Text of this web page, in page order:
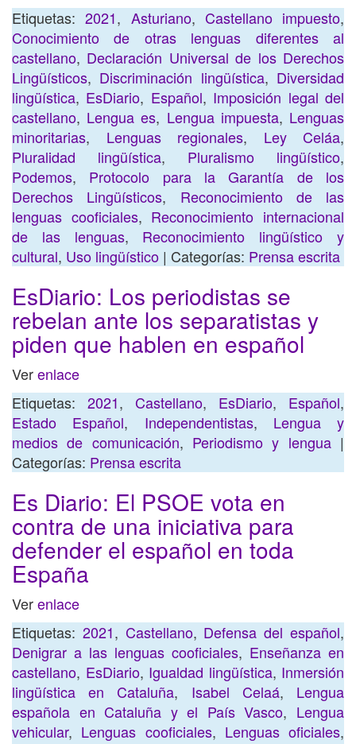
Etiquetas:2021, Asturiano, Castellano impuesto,
Conocimiento de otras lenguas diferentes al
castellano, Declaración Universal de los Derechos
Lingüísticos, Discriminación lingüística, Diversidad
lingüística, EsDiario, Español, Imposición legal del
castellano, Lengua es, Lengua impuesta, Lenguas
minoritarias, Lenguas regionales, Ley Celáa,
Pluralidad lingüística, Pluralismo lingüístico,
Podemos, Protocolo para la Garantía de los
Derechos Lingüísticos, Reconocimiento de las
lenguas cooficiales, Reconocimiento internacional
de las lenguas, Reconocimiento lingüístico y
cultural, Uso lingüístico | Categorías: Prensa escrita
EsDiario: Los periodistas se
rebelan ante los separatistas y
piden que hablen en español
Verenlace
Etiquetas: 2021, Castellano, EsDiario, Español,
Estado Español, Independentistas, Lengua y
medios de comunicación, Periodismo y lengua|
Categorías: Prensa escrita
Es Diario: El PSOE vota en
contra de una iniciativa para
defender el español en toda
España
Verenlace
Etiquetas: 2021, Castellano, Defensa del español,
Denigrar a las lenguas cooficiales, Enseñanza en
castellano, EsDiario, Igualdad lingüística, Inmersión
lingüística en Cataluña, Isabel Celaá, Lengua
española en Cataluña y el País Vasco, Lengua
vehicular, Lenguas cooficiales, Lenguas oficiales,